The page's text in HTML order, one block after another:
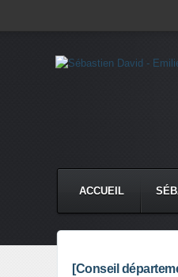
ACCUEIL
[Conseil